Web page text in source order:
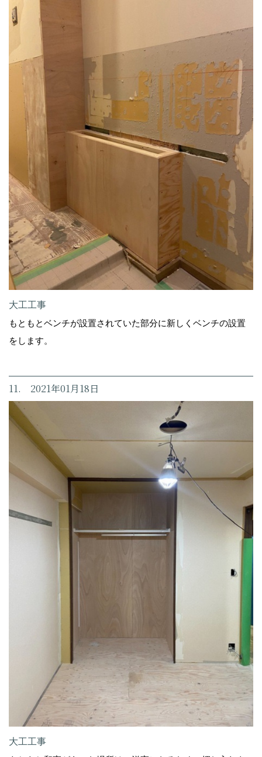
大工工事
もともとベンチが設置されていた部分に新しくベンチの設置
をします。
11. 2021年01月18日
大工工事